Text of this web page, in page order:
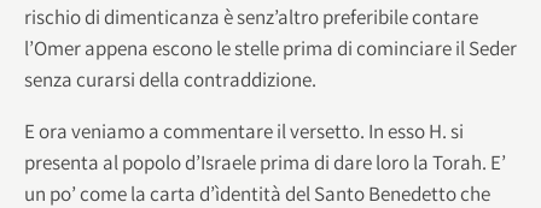
rischio di dimenticanza è senz’altro preferibile contare
l’Omer appena escono le stelle prima di cominciare il Seder
senza curarsi della contraddizione.
E ora veniamo a commentare il versetto. In esso H. si
presenta al popolo d’Israele prima di dare loro la Torah. E’
un po’ come la carta d’ìdentità del Santo Benedetto che